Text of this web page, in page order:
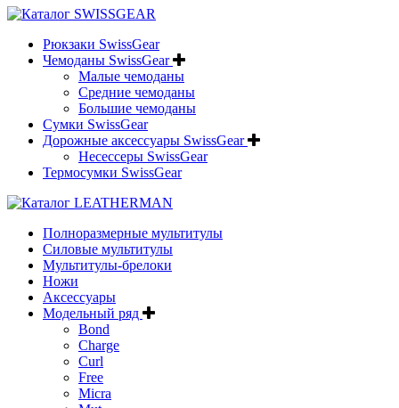
Рюкзаки SwissGear
Чемоданы SwissGear
Малые чемоданы
Средние чемоданы
Большие чемоданы
Сумки SwissGear
Дорожные аксессуары SwissGear
Несессеры SwissGear
Термосумки SwissGear
Полноразмерные мультитулы
Силовые мультитулы
Мультитулы-брелоки
Ножи
Аксессуары
Модельный ряд
Bond
Charge
Curl
Free
Micra